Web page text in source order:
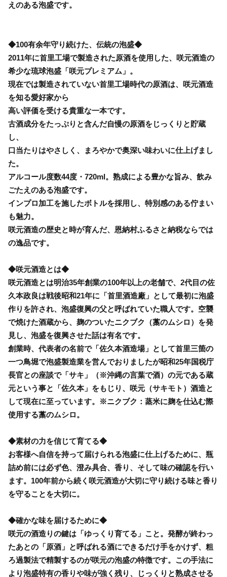
えのある泡盛です。
◆100有余年守り続けた、伝統の泡盛◆
2011年に首里工場で製造された原酒を使用した、咲元酒造の
希少な琉球泡盛「咲元プレミアム」。
現在では製造されていない首里工場時代の原酒は、咲元酒造
を知る愛好家から
高い評価を受ける貴重な一本です。
古酒成分をたっぷりと含んだ自慢の原酒をじっくりと貯蔵
し、
口当たりはやさしく、まろやかで奥深い味わいに仕上げまし
た。
アルコール度数44度・720ml。熟成による豊かな旨み、飲み
ごたえのある泡盛です。
インプロ加工を施したボトルを採用し、特別感のある佇まい
も魅力。
咲元酒造の歴史と時が育んだ、恩納村ふるさと納税ならでは
の逸品です。
◆咲元酒造とは◆
咲元酒造とは明治35年創業の100年以上の老舗で、2代目の佐
久本政良は戦後昭和21年に「首里酒造廠」として最初に泡盛
作りを許され、泡盛復興の父と呼ばれていた職人です。空襲
で焼けた酒蔵から、麹のついたニクブク（藁のムシロ）を発
見し、泡盛を復興させた話は有名です。
創業時、代表者の名前で「佐久本酒造場」として首里三箇の
一つ鳥堀で泡盛製造業を営んでおりましたが昭和25年国税庁
長官との座談で「サキ」（※沖縄の言葉で酒）の元である蔵
元という事と「佐久本」をもじり、咲元（サキモト）酒造と
して現在に至っています。※ニクブク：蒸米に麹を仕込む際
使用する藁のムシロ。
◆素材の力を信じて育てる◆
お客様へ自信を持って届けられる泡盛に仕上げるために、瓶
詰め前には必ず色、澄み具合、香り、そして味の確認を行い
ます。100年前から続く咲元酒造が大切に守り続ける味と香り
を守ることを大切に。
◆確かな味を届けるために◆
咲元の酒造りの鍵は「ゆっくり育てる」こと。発酵が終わっ
たあとの「原酒」と呼ばれる酒にできるだけ手をかけず、粗
ろ過製法で精製するのが咲元の泡盛の特徴です。この手法に
より泡盛特有の香りや味が強く残り、じっくりと熟成させる